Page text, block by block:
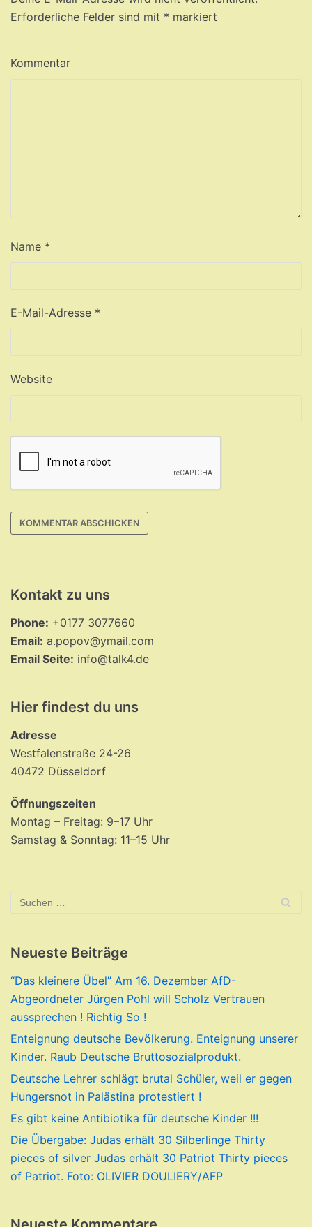
Erforderliche Felder sind mit * markiert
Kommentar
Name *
E-Mail-Adresse *
Website
Kontakt zu uns
Phone: +0177 3077660
Email: a.popov@ymail.com
Email Seite: info@talk4.de
Hier findest du uns
Adresse
Westfalenstraße 24-26
40472 Düsseldorf
Öffnungszeiten
Montag – Freitag: 9–17 Uhr
Samstag & Sonntag: 11–15 Uhr
Neueste Beiträge
“Das kleinere Übel” Am 16. Dezember AfD-
Abgeordneter Jürgen Pohl will Scholz Vertrauen
aussprechen ! Richtig So !
Enteignung deutsche Bevölkerung. Enteignung unserer
Kinder. Raub Deutsche Bruttosozialprodukt.
Deutsche Lehrer schlägt brutal Schüler, weil er gegen
Hungersnot in Palästina protestiert !
Es gibt keine Antibiotika für deutsche Kinder !!!
Die Übergabe: Judas erhält 30 Silberlinge Thirty
pieces of silver Judas erhält 30 Patriot Thirty pieces
of Patriot. Foto: OLIVIER DOULIERY/AFP